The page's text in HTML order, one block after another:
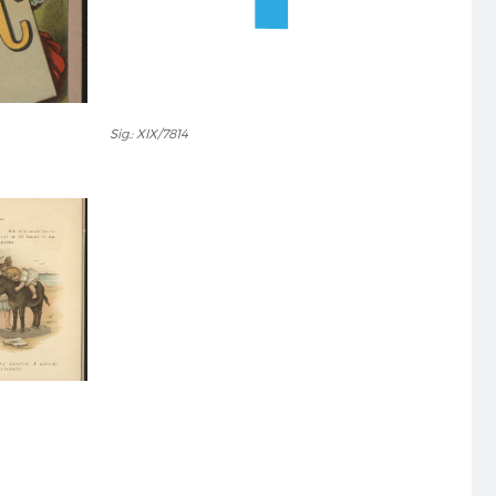
XIX/7814
Sig.: XIX/7814